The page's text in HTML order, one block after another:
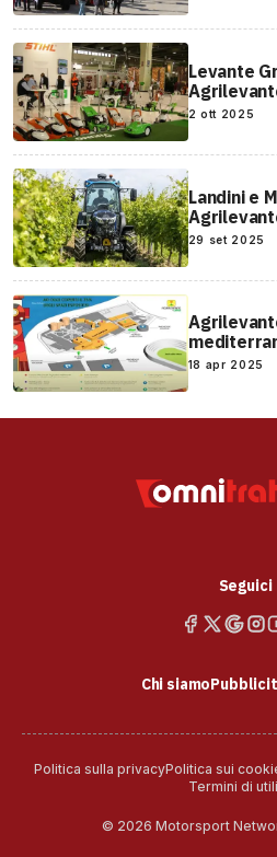
Levante
2 ott 2025
Landini e
29 set 2025
18 apr 2025
Seguici
Chi siamo
Politica sulla privacyPolitica sui
Termini di
© 2026 Motorsport